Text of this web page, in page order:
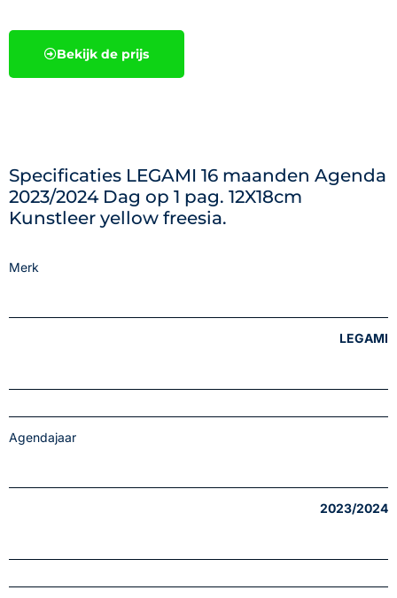
Bekijk de prijs
Specificaties LEGAMI 16 maanden Agenda
2023/2024 Dag op 1 pag. 12X18cm
Kunstleer yellow freesia.
Merk
LEGAMI
Agendajaar
2023/2024